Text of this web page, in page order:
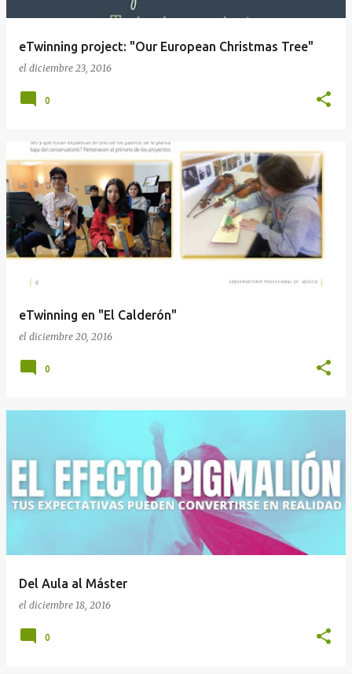
eTwinning project: "Our European Christmas Tree"
el diciembre 23, 2016
0
eTwinning en "El Calderón"
el diciembre 20, 2016
0
Del Aula al Máster
el diciembre 18, 2016
0